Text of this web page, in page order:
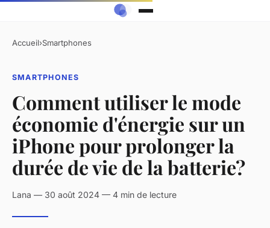
Accueil›Smartphones
SMARTPHONES
Comment utiliser le mode
économie d'énergie sur un
iPhone pour prolonger la
durée de vie de la batterie?
Lana — 30 août 2024 — 4 min de lecture